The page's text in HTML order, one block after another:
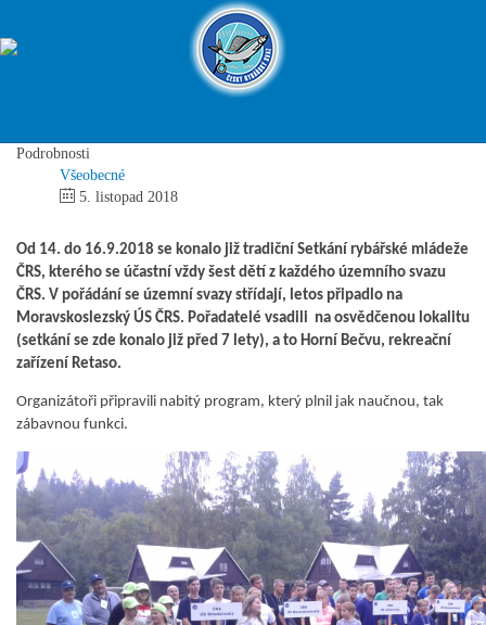
Horní Bečva přivítala malé rybáře
- Setkání rybářské mládeže
Podrobnosti
Všeobecné
5. listopad 2018
Od 14. do 16.9.2018 se konalo již tradiční Setkání rybářské mládeže
ČRS, kterého se účastní vždy šest dětí z každého územního svazu
ČRS. V pořádání se územní svazy střídají, letos připadlo na
Moravskoslezský ÚS ČRS. Pořadatelé vsadili na osvědčenou lokalitu
(setkání se zde konalo již před 7 lety), a to Horní Bečvu, rekreační
zařízení Retaso.
Organizátoři připravili nabitý program, který plnil jak naučnou, tak
zábavnou funkci.